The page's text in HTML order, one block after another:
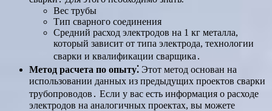
Вес трубы
Тип сварного соединения
Средний расход электродов на 1 кг металла,
который зависит от типа электрода, технологии
сварки и квалификации сварщика․
Метод расчета по опыту⁚ Этот метод основан на
использовании данных из предыдущих проектов сварки
трубопроводов․ Если у вас есть информация о расходе
электродов на аналогичных проектах, вы можете